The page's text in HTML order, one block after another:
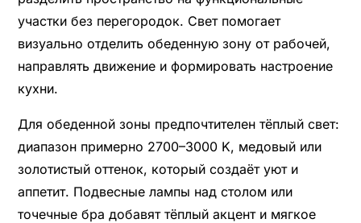
участки без перегородок. Свет помогает
визуально отделить обеденную зону от рабочей,
направлять движение и формировать настроение
кухни.
Для обеденной зоны предпочтителен тёплый свет:
диапазон примерно 2700–3000 K, медовый или
золотистый оттенок, который создаёт уют и
аппетит. Подвесные лампы над столом или
точечные бра добавят тёплый акцент и мягкое